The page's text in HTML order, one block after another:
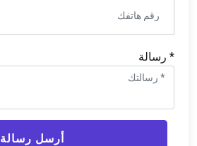
* رسالة
أرسل رسالة